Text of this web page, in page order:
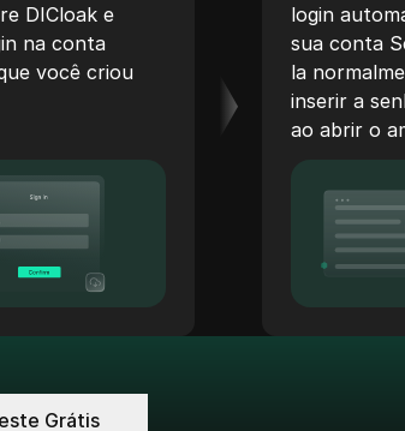
DICloak e
na conta
você criou
login
sua conta
la
inserir a
ao abrir o
Grátis